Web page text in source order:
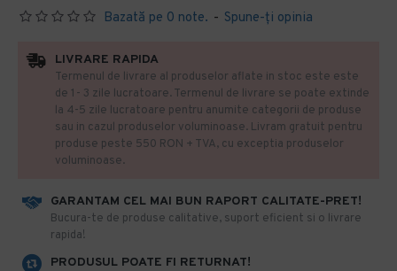
Bazată pe 0 note. - Spune-ţi opinia
GARANTAM CEL MAI BUN RAPORT CALITATE-PRET!
​Bucura-te de produse calitative, suport eficient si o livrare
rapida!
PRODUSUL POATE FI RETURNAT!
LIVRARE RAPIDA
Termenul de livrare al produselor aflate in stoc este este
de 1- 3 zile lucratoare. Termenul de livrare se poate extinde
la 4-5 zile lucratoare pentru anumite categorii de produse
sau in cazul produselor voluminoase. Livram gratuit pentru
produse peste 550 RON + TVA, cu exceptia produselor
voluminoase.